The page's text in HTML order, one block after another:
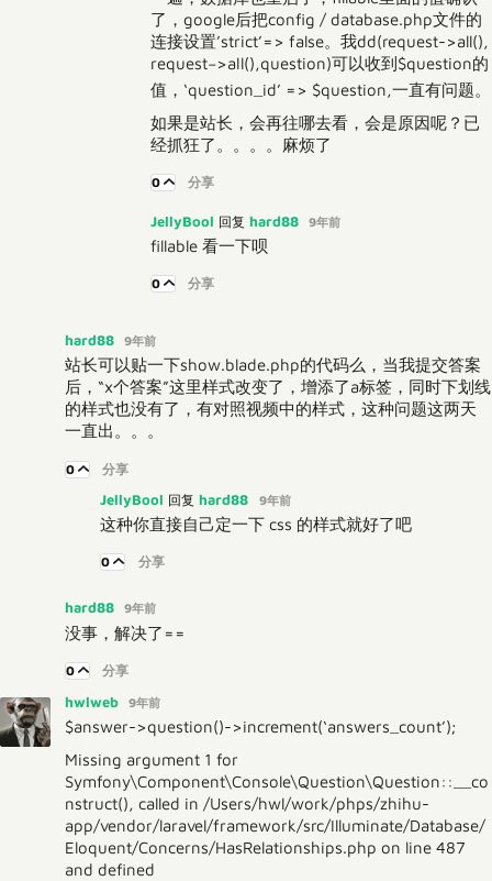
了，google后把config / database.php文件的
连接设置’strict’=> false。我dd(request->all(),
request−>all(),question)可以收到$question的
值，‘question_id’ => $question,一直有问题。
如果是站长，会再往哪去看，会是原因呢？已
经抓狂了。。。。麻烦了
0 分享
JellyBool 回复 hard88 9年前
fillable 看一下呗
0 分享
hard88 9年前
站长可以贴一下show.blade.php的代码么，当我提交答案
后，“x个答案”这里样式改变了，增添了a标签，同时下划线
的样式也没有了，有对照视频中的样式，这种问题这两天
一直出。。。
0 分享
JellyBool 回复 hard88 9年前
这种你直接自己定一下 css 的样式就好了吧
0 分享
hard88 9年前
没事，解决了==
0 分享
hwlweb 9年前
$answer->question()->increment(‘answers_count’);
Missing argument 1 for
Symfony\Component\Console\Question\Question::__co
nstruct(), called in /Users/hwl/work/phps/zhihu-
app/vendor/laravel/framework/src/Illuminate/Database/
Eloquent/Concerns/HasRelationships.php on line 487
and defined